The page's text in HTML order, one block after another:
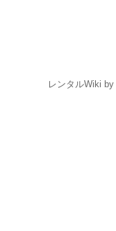
レンタルWiki by